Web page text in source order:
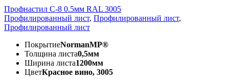
Профнастил С-8 0.5мм RAL 3005
Профилированный лист, Профилированный лист,
Профилированный лист
ПокрытиеNormanMP®
Толщина листа0,5мм
Ширина листа1200мм
ЦветКрасное вино, 3005